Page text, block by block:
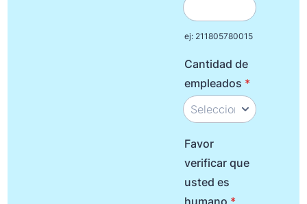
ej: 211805780015
Cantidad de
empleados *
Favor
verificar que
usted es
humano *